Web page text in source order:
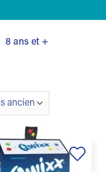
8 ans et +